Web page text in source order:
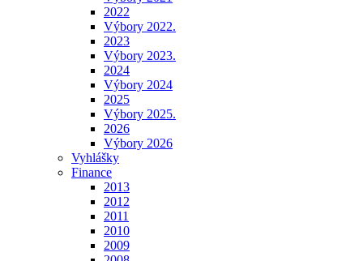
2022
Výbory 2022.
2023
Výbory 2023.
2024
Výbory 2024
2025
Výbory 2025.
2026
Výbory 2026
Vyhlášky
Finance
2013
2012
2011
2010
2009